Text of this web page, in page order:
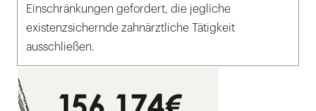
Einschränkungen gefordert, die jegliche
existenzsichernde zahnärztliche Tätigkeit
ausschließen.